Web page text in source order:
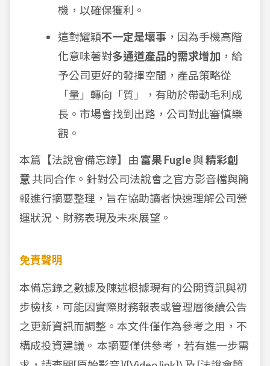
機，以確保獲利。
這對耀穎不一定是壞事 ，因為手機高階
化意味著對多通道產品的需求增加 ，給
予公司更好的發揮空間，產品策略從
「量」轉向「質」，有助於帶動毛利成
長。市場會找到出路，公司對此審慎樂
觀。
本篇【法說會備忘錄】由 富果 Fugle與精彩創
意共同合作。針對公司法說會之官方影音檔與簡
報進行摘要整理，旨在協助讀者快速理解公司營
運狀況、財務表現及未來展望。
免責聲明
本備忘錄之數據及陳述根據現有的公開資訊與初
步檢核，可能因實際財務報表或管理層後續公告
之更新資訊而調整。本文件僅作為參考之用，不
構成投資建議。 本摘要僅供參考，若有進一步需